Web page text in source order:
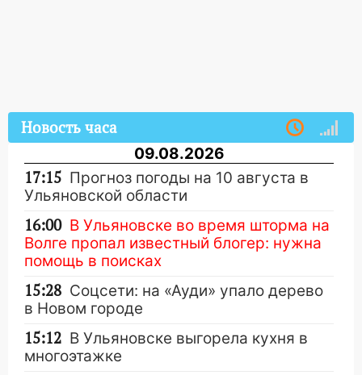
Новость часа
09.08.2026
17:15 Прогноз погоды на 10 августа в
Ульяновской области
16:00 В Ульяновске во время шторма на
Волге пропал известный блогер: нужна
помощь в поисках
15:28 Соцсети: на «Ауди» упало дерево
в Новом городе
15:12 В Ульяновске выгорела кухня в
многоэтажке